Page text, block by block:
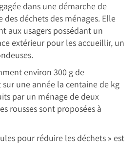
dans une démarche de
déchets des ménages. Elle
aux usagers possédant un
extérieur pour les accueillir, un
environ 300 g de
une année la centaine de kg
par un ménage de deux
rousses sont proposées à
pour réduire les déchets » est